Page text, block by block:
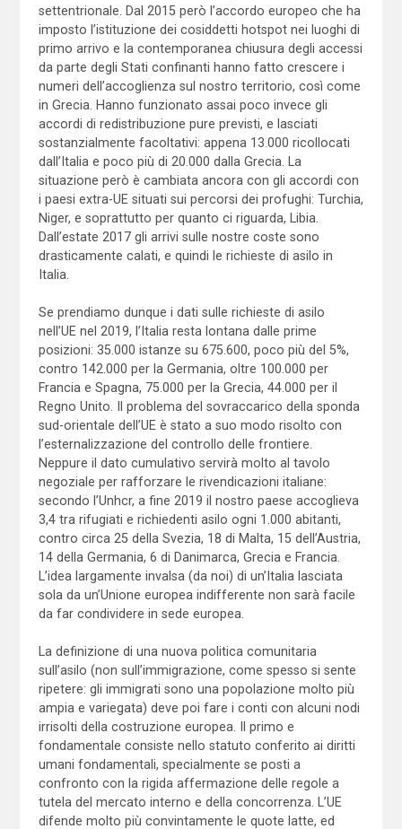
settentrionale. Dal 2015 però l’accordo europeo che ha
imposto l’istituzione dei cosiddetti hotspot nei luoghi di
primo arrivo e la contemporanea chiusura degli accessi
da parte degli Stati confinanti hanno fatto crescere i
numeri dell’accoglienza sul nostro territorio, così come
in Grecia. Hanno funzionato assai poco invece gli
accordi di redistribuzione pure previsti, e lasciati
sostanzialmente facoltativi: appena 13.000 ricollocati
dall’Italia e poco più di 20.000 dalla Grecia. La
situazione però è cambiata ancora con gli accordi con
i paesi extra-UE situati sui percorsi dei profughi: Turchia,
Niger, e soprattutto per quanto ci riguarda, Libia.
Dall’estate 2017 gli arrivi sulle nostre coste sono
drasticamente calati, e quindi le richieste di asilo in
Italia.
Se prendiamo dunque i dati sulle richieste di asilo
nell’UE nel 2019, l’Italia resta lontana dalle prime
posizioni: 35.000 istanze su 675.600, poco più del 5%,
contro 142.000 per la Germania, oltre 100.000 per
Francia e Spagna, 75.000 per la Grecia, 44.000 per il
Regno Unito. Il problema del sovraccarico della sponda
sud-orientale dell’UE è stato a suo modo risolto con
l’esternalizzazione del controllo delle frontiere.
Neppure il dato cumulativo servirà molto al tavolo
negoziale per rafforzare le rivendicazioni italiane:
secondo l’Unhcr, a fine 2019 il nostro paese accoglieva
3,4 tra rifugiati e richiedenti asilo ogni 1.000 abitanti,
contro circa 25 della Svezia, 18 di Malta, 15 dell’Austria,
14 della Germania, 6 di Danimarca, Grecia e Francia.
L’idea largamente invalsa (da noi) di un’Italia lasciata
sola da un’Unione europea indifferente non sarà facile
da far condividere in sede europea.
La definizione di una nuova politica comunitaria
sull’asilo (non sull’immigrazione, come spesso si sente
ripetere: gli immigrati sono una popolazione molto più
ampia e variegata) deve poi fare i conti con alcuni nodi
irrisolti della costruzione europea. Il primo e
fondamentale consiste nello statuto conferito ai diritti
umani fondamentali, specialmente se posti a
confronto con la rigida affermazione delle regole a
tutela del mercato interno e della concorrenza. L’UE
difende molto più convintamente le quote latte, ed